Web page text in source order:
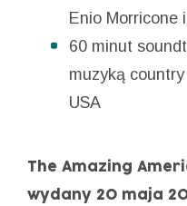
Enio Morricone
60 minut
muzyką
USA
The Amazing
wydany 20 maja